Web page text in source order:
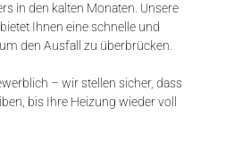
in den kalten Monaten. Unsere
Ihnen eine schnelle und
den Ausfall zu überbrücken.
– wir stellen sicher, dass
bis Ihre Heizung wieder voll